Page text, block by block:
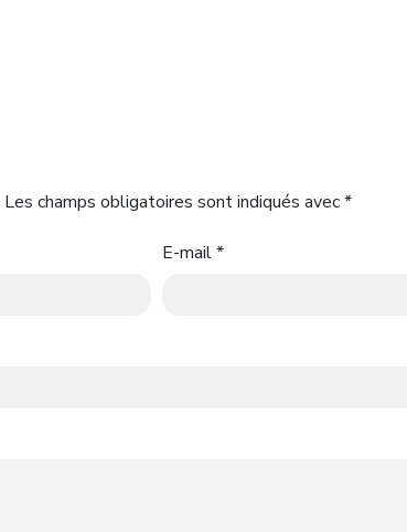
Les champs obligatoires sont indiqués avec*
E-mail*